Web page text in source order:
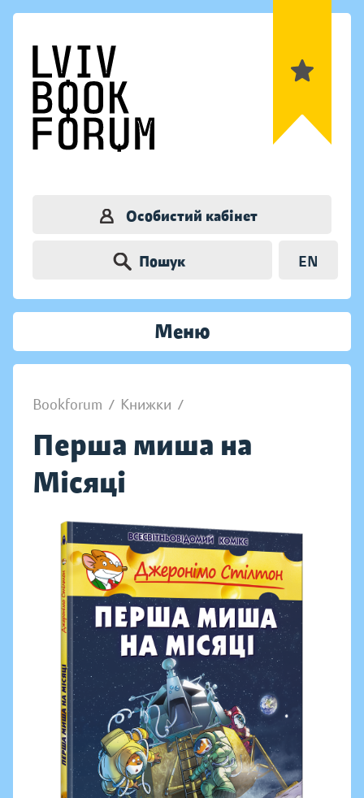
Особистий кабінет
Пошук EN
Меню
Bookforum / Книжки /
Перша миша на
Місяці